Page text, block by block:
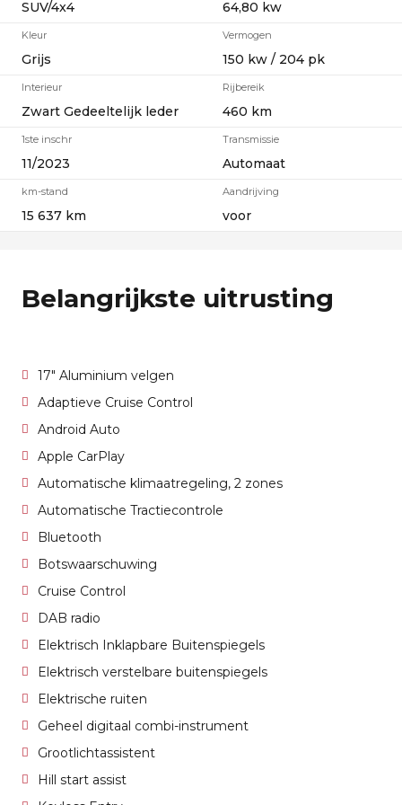
SUV/4x4
Kleur
Grijs
Interieur
Zwart Gedeeltelijk leder
1ste inschr
11/2023
km-stand
15 637 km
64,80 kw
Vermogen
150 kw / 204 pk
Rijbereik
460 km
Transmissie
Automaat
Aandrijving
voor
Belangrijkste uitrusting
17" Aluminium velgen
Adaptieve Cruise Control
Android Auto
Apple CarPlay
Automatische klimaatregeling, 2 zones
Automatische Tractiecontrole
Bluetooth
Botswaarschuwing
Cruise Control
DAB radio
Elektrisch Inklapbare Buitenspiegels
Elektrisch verstelbare buitenspiegels
Elektrische ruiten
Geheel digitaal combi-instrument
Grootlichtassistent
Hill start assist